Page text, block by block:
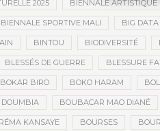
2025 BIENNALE ARTISTIQUE
BIENNALE SPORTIVE MALI BIG DATA
BINTOU BIODIVERSITÉ
BLESSÉS DE GUERRE BLESSURE
BOKAR BIRO BOKO HARAM
BOUBACAR MAO DIANÉ
KANSAYE BOURSES